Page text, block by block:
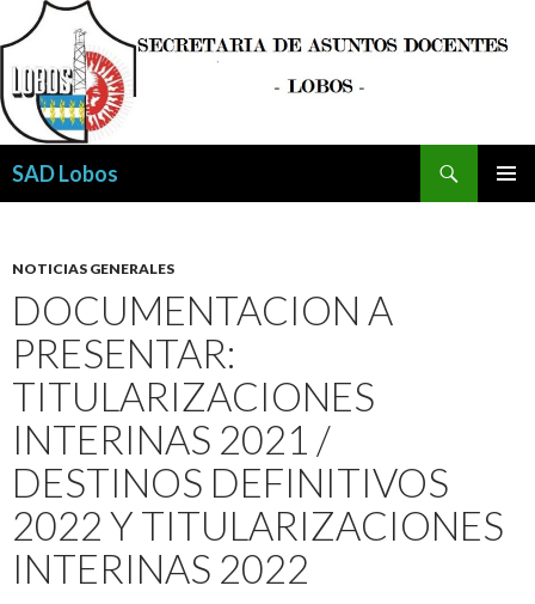
SAD Lobos
NOTICIAS GENERALES
DOCUMENTACION A
PRESENTAR:
TITULARIZACIONES
INTERINAS 2021 /
DESTINOS DEFINITIVOS
2022 Y TITULARIZACIONES
INTERINAS 2022